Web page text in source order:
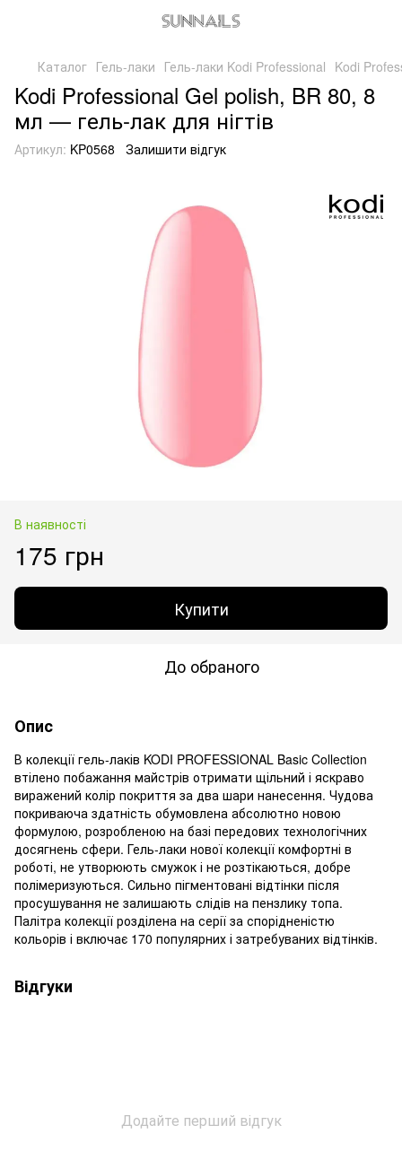
Каталог Гель-лаки Гель-лаки Kodi Professional Kodi
Kodi Professional Gel polish, BR 80, 8
мл — гель-лак для нігтів
Артикул: KP0568 Залишити відгук
В наявності
175 грн
Купити
До обраного
Опис
В колекції гель-лаків KODI PROFESSIONAL Basic Collection
втілено побажання майстрів отримати щільний і яскраво
виражений колір покриття за два шари нанесення. Чудова
покриваюча здатність обумовлена абсолютно новою
формулою, розробленою на базі передових технологічних
досягнень сфери. Гель-лаки нової колекції комфортні в
роботі, не утворюють смужок і не розтікаються, добре
полімеризуються. Сильно пігментовані відтінки після
просушування не залишають слідів на пензлику топа.
Палітра колекції розділена на серії за спорідненістю
кольорів і включає 170 популярних і затребуваних відтінків.
Відгуки
Додайте перший відгук